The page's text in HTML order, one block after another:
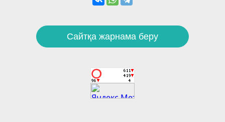
Сайтқа жарнама беру